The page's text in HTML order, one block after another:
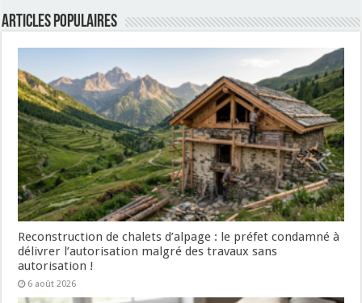
Articles populaires
Reconstruction de chalets d’alpage : le préfet condamné à
délivrer l’autorisation malgré des travaux sans
autorisation !
6 août 2026